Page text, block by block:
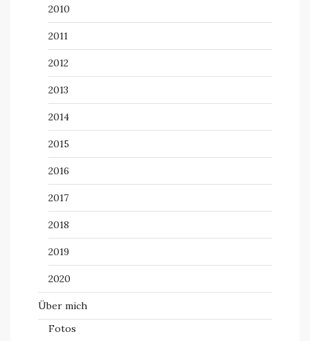
2010
2011
2012
2013
2014
2015
2016
2017
2018
2019
2020
Über mich
Fotos